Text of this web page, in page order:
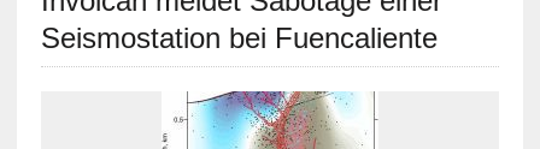
Seismostation bei Fuencaliente